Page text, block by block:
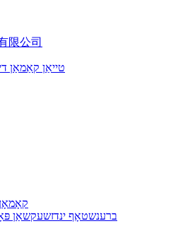
限公司
טייאַן קאַמאַן
ברענשטאָף ינדזשעקשאַן